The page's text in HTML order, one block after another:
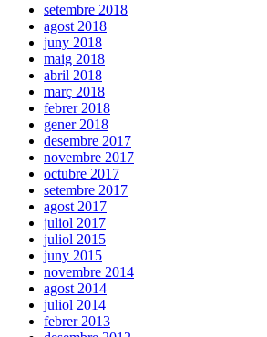
setembre 2018
agost 2018
juny 2018
maig 2018
abril 2018
març 2018
febrer 2018
gener 2018
desembre 2017
novembre 2017
octubre 2017
setembre 2017
agost 2017
juliol 2017
juliol 2015
juny 2015
novembre 2014
agost 2014
juliol 2014
febrer 2013